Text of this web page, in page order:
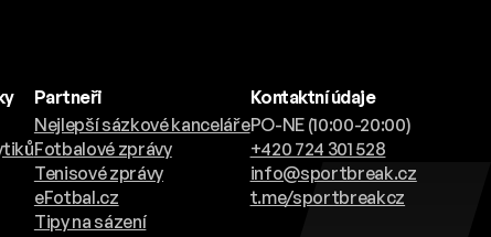
Partneři
Nejlepší sázkové kanceláře
Fotbalové zprávy
Tenisové zprávy
eFotbal.cz
Tipy na sázení
Kontaktní údaje
PO-NE (10:00-20:00)
+420 724 301 528
info@sportbreak.cz
t.me/sportbreakcz